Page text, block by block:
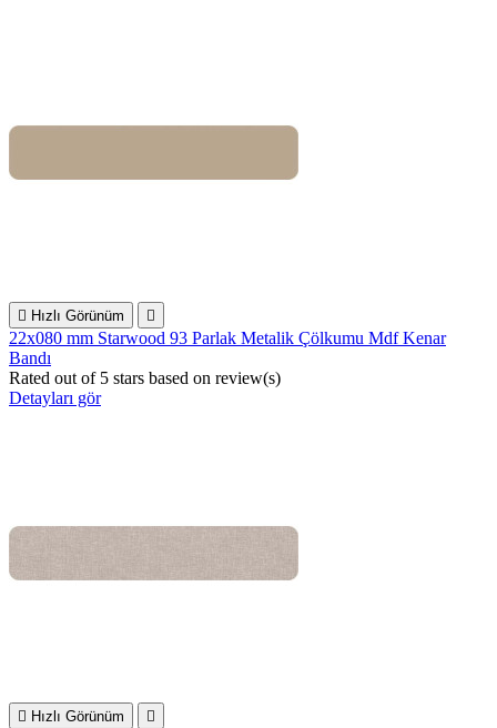
 Hızlı Görünüm 
22x080 mm Starwood 93 Parlak Metalik Çölkumu Mdf Kenar
Bandı
Rated out of 5 stars based on review(s)
Detayları gör
 Hızlı Görünüm 